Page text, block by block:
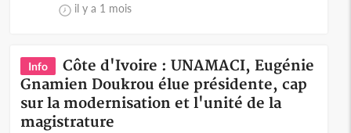
il y a 1 mois
Info
Côte d'Ivoire : UNAMACI, Eugénie
Gnamien Doukrou élue présidente, cap
sur la modernisation et l'unité de la
magistrature